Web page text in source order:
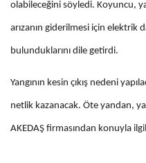
olabileceğini söyledi. Koyuncu,
arızanın giderilmesi için elektrik
bulunduklarını dile getirdi.
Yangının kesin çıkış nedeni
netlik kazanacak. Öte yandan,
AKEDAŞ firmasından konuyla